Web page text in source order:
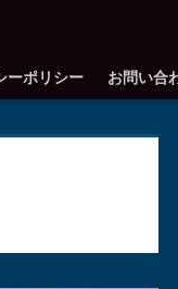
ーポリシー お問い合